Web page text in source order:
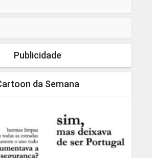
Publicidade
da Semana